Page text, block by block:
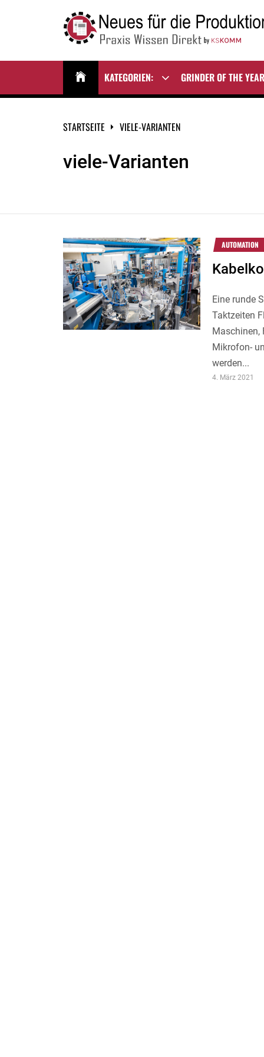
NEUES FÜR DIE
PRODUKTION
KATEGORIEN:
Show
menu
GRINDER OF THE YEAR
STARTSEITE VIELE-VARIANTEN
viele-Varianten
AUTOMATION
Eine runde
Taktzeiten
Maschinen,
Mikrofon-
werden...
4. März 2021